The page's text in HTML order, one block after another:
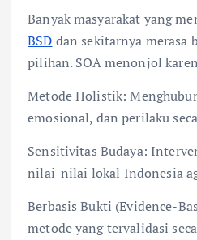
Banyak masyarakat yang
BSD dan sekitarnya merasa
pilihan. SOA menonjol
Metode Holistik:
emosional, dan perilaku
Sensitivitas Budaya:
nilai-nilai lokal Indonesia
Berbasis Bukti (Evidence-
metode yang tervalidasi